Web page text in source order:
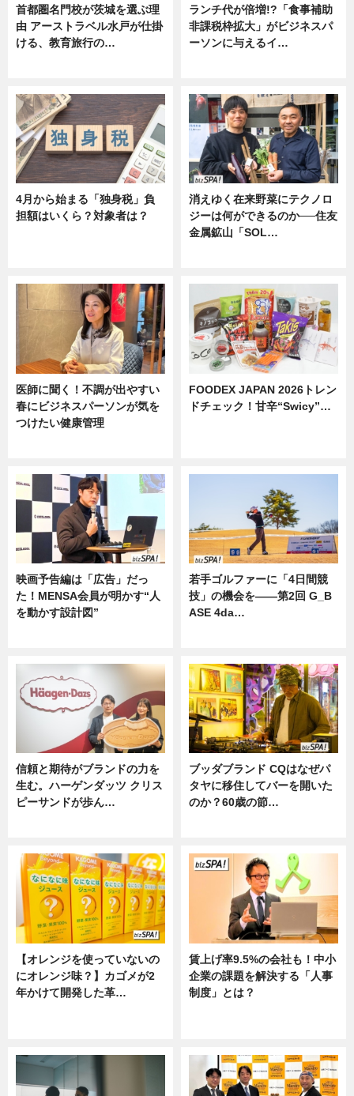
首都圏名門校が茨城を選ぶ理
由 アーストラベル水戸が仕掛
ける、教育旅行の…
ランチ代が倍増!?「食事補助
非課税枠拡大」がビジネスパ
ーソンに与えるイ…
4月から始まる「独身税」負
担額はいくら？対象者は？
消えゆく在来野菜にテクノロ
ジーは何ができるのか──住友
金属鉱山「SOL…
医師に聞く！不調が出やすい
春にビジネスパーソンが気を
つけたい健康管理
FOODEX JAPAN 2026トレン
ドチェック！甘辛“Swicy”…
映画予告編は「広告」だっ
た！MENSA会員が明かす“人
を動かす設計図”
若手ゴルファーに「4日間競
技」の機会を——第2回 G_B
ASE 4da…
信頼と期待がブランドの力を
生む。ハーゲンダッツ クリス
ピーサンドが歩ん…
ブッダブランド CQはなぜパ
タヤに移住してバーを開いた
のか？60歳の節…
【オレンジを使っていないの
にオレンジ味？】カゴメが2
年かけて開発した革…
賃上げ率9.5%の会社も！中小
企業の課題を解決する「人事
制度」とは？